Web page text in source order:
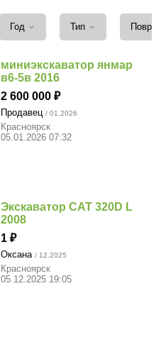
Год ⌄ Тип ⌄
миниэкскаватор янмар
в6-5в 2016
2 600 000
Продавец / 01.2026
Красноярск
05.01.2026 07:32
Экскаватор CAT 320D L
2008
1
Оксана / 12.2025
Красноярск
05.12.2025 19:05